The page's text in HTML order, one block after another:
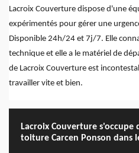
Lacroix Couverture dispose d'une
expérimentés pour gérer une
Disponible 24h/24 et 7j/7. Elle
technique et elle a le matériel de
de Lacroix Couverture est
travailler vite et bien.
Lacroix Couverture
toiture Carcen Ponson dans